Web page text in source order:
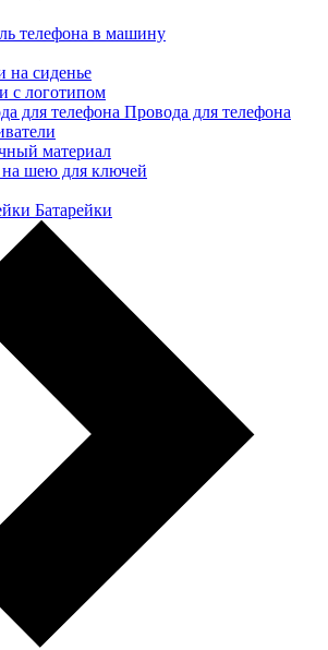
телефона в машину
на сиденье
с логотипом
Провода для телефона
материал
шею для ключей
Батарейки